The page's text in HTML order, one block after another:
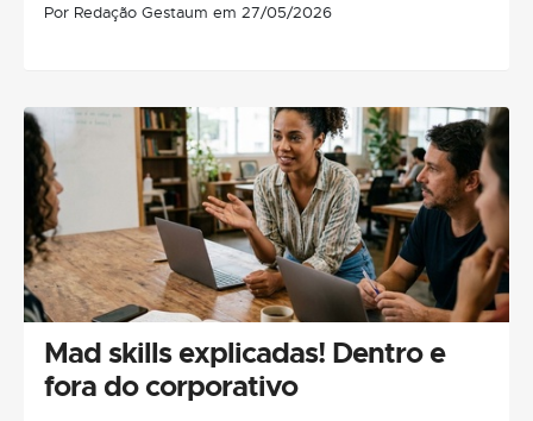
Por Redação Gestaum em 27/05/2026
Mad skills explicadas! Dentro e
fora do corporativo